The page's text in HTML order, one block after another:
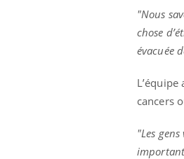
"Nous
chose
évacuée
cancers
"Les
En 2026, l'insuline
reste entourée
patients comme